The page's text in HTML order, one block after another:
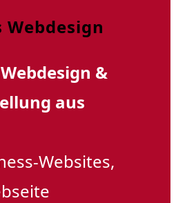
Webdesign
&
aus
Websites,